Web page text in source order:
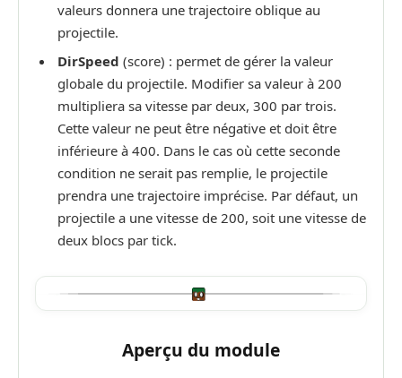
valeurs donnera une trajectoire oblique au
projectile.
DirSpeed (score) : permet de gérer la valeur
globale du projectile. Modifier sa valeur à 200
multipliera sa vitesse par deux, 300 par trois.
Cette valeur ne peut être négative et doit être
inférieure à 400. Dans le cas où cette seconde
condition ne serait pas remplie, le projectile
prendra une trajectoire imprécise. Par défaut, un
projectile a une vitesse de 200, soit une vitesse de
deux blocs par tick.
Aperçu du module